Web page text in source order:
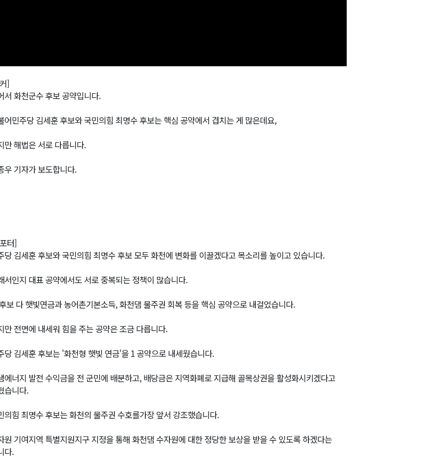
]
서 화천군수 후보 공약입니다.
어민주당 김세훈 후보와 국민의힘 최명수 후보는 핵심 공약에서 겹치는 게 많은데요,
만 해법은 서로 다릅니다.
우 기자가 보도합니다.
터]
당 김세훈 후보와 국민의힘 최명수 후보 모두 화천에 변화를 이끌겠다고 목소리를 높이고 있습니다.
서인지 대표 공약에서도 서로 중복되는 정책이 많습니다.
보 다 햇빛연금과 농어촌기본소득, 화천댐 물주권 회복 등을 핵심 공약으로 내걸었습니다.
만 전면에 내세워 힘을 주는 공약은 조금 다릅니다.
당 김세훈 후보는 '화천형 햇빛 연금'을 1 공약으로 내세웠습니다.
에너지 발전 수익금을 전 군민에 배분하고, 배당금은 지역화폐로 지급해 골목상권을 활성화시키겠다고
습니다.
의힘 최명수 후보는 화천의 물주권 수호를가장 앞서 강조했습니다.
원 기여지역 특별지원지구 지정을 통해 화천댐 수자원에 대한 정당한 보상을 받을 수 있도록 하겠다는
다.